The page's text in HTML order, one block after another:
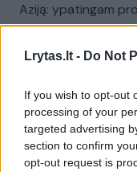
Lrytas.lt - Do Not
If you wish to opt-out
processing of your
targeted advertising
section to confirm
opt-out request is
Aziją: ypatingam
Mėsainių mėgėjus
Vilniuje: atskleidė
Žinios Lietuvos diena